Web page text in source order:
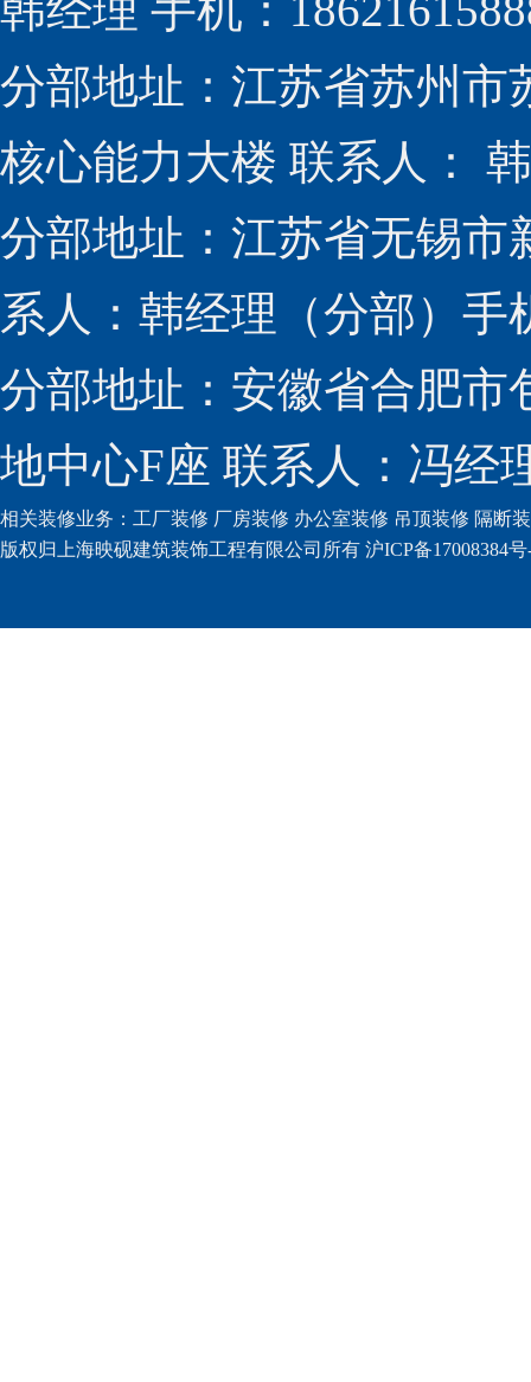
分部地址：江苏省苏州市
核心能力大楼 联系人：
分部地址：江苏省无锡市
系人：韩经理（分部）手
分部地址：安徽省合肥市
地中心F座 联系人：冯经
相关装修业务： 工厂装修 厂房装修 办公室装修 吊顶装修 隔断
版权归上海映砚建筑装饰工程有限公司所有 沪ICP备17008384号